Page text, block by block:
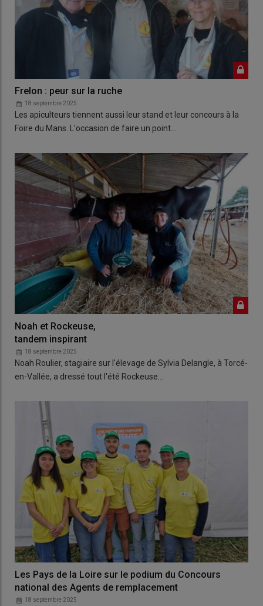
Frelon : peur sur la ruche
18 septembre 2025
Les apiculteurs tiennent aussi leur stand et leur concours à la
Foire du Mans. L'occasion de faire un point…
Noah et Rockeuse,
tandem inspirant
18 septembre 2025
Noah Roulier, stagiaire sur l'élevage de Sylvia Delangle, à Torcé-
en-Vallée, a dressé tout l'été Rockeuse…
Les Pays de la Loire sur le podium du Concours
national des Agents de remplacement
18 septembre 2025